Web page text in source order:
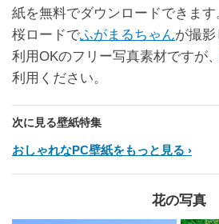
紙を無料でダウンロードできま
桜ロードでふがまるちゃんが撮
利用OKのフリー写真素材ですが、
利用ください。
次に見る壁紙特集
おしゃれなPC壁紙をもっと見る
花の写真